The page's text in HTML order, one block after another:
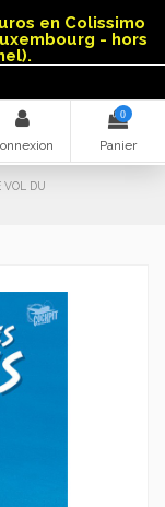
en Colissimo
- hors
0
Panier
VOL DU